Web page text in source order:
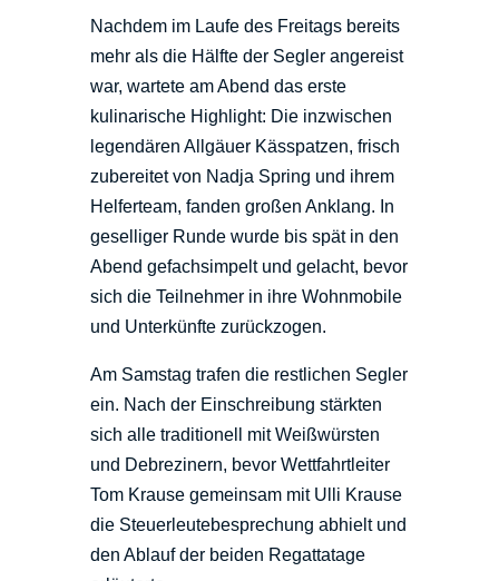
Nachdem im Laufe des Freitags bereits
mehr als die Hälfte der Segler angereist
war, wartete am Abend das erste
kulinarische Highlight: Die inzwischen
legendären Allgäuer Kässpatzen, frisch
zubereitet von Nadja Spring und ihrem
Helferteam, fanden großen Anklang. In
geselliger Runde wurde bis spät in den
Abend gefachsimpelt und gelacht, bevor
sich die Teilnehmer in ihre Wohnmobile
und Unterkünfte zurückzogen.
Am Samstag trafen die restlichen Segler
ein. Nach der Einschreibung stärkten
sich alle traditionell mit Weißwürsten
und Debrezinern, bevor Wettfahrtleiter
Tom Krause gemeinsam mit Ulli Krause
die Steuerleutebesprechung abhielt und
den Ablauf der beiden Regattatage